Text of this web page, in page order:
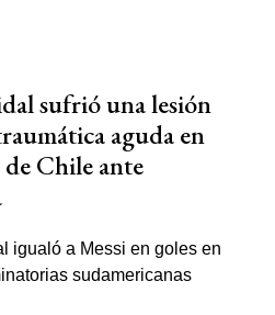
sufrió una lesión
aguda en
Chile ante